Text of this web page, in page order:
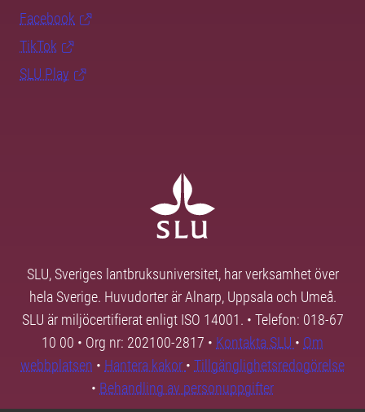
Facebook
TikTok
SLU Play
SLU, Sveriges lantbruksuniversitet, har verksamhet över
hela Sverige. Huvudorter är Alnarp, Uppsala och Umeå.
SLU är miljöcertifierat enligt ISO 14001. • Telefon: 018-67
10 00 • Org nr: 202100-2817 • Kontakta SLU • Om
webbplatsen • Hantera kakor • Tillgänglighetsredogörelse
• Behandling av personuppgifter